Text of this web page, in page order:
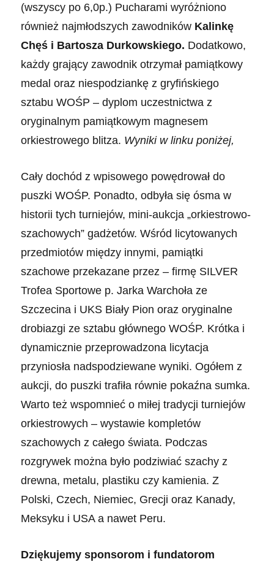
(wszyscy po 6,0p.) Pucharami wyróżniono
również najmłodszych zawodników Kalinkę
Chęś i Bartosza Durkowskiego. Dodatkowo,
każdy grający zawodnik otrzymał pamiątkowy
medal oraz niespodziankę z gryfińskiego
sztabu WOŚP – dyplom uczestnictwa z
oryginalnym pamiątkowym magnesem
orkiestrowego blitza. Wyniki w linku poniżej,
Cały dochód z wpisowego powędrował do
puszki WOŚP. Ponadto, odbyła się ósma w
historii tych turniejów, mini-aukcja „orkiestrowo-
szachowych” gadżetów. Wśród licytowanych
przedmiotów między innymi, pamiątki
szachowe przekazane przez – firmę SILVER
Trofea Sportowe p. Jarka Warchoła ze
Szczecina i UKS Biały Pion oraz oryginalne
drobiazgi ze sztabu głównego WOŚP. Krótka i
dynamicznie przeprowadzona licytacja
przyniosła nadspodziewane wyniki. Ogółem z
aukcji, do puszki trafiła równie pokaźna sumka.
Warto też wspomnieć o miłej tradycji turniejów
orkiestrowych – wystawie kompletów
szachowych z całego świata. Podczas
rozgrywek można było podziwiać szachy z
drewna, metalu, plastiku czy kamienia. Z
Polski, Czech, Niemiec, Grecji oraz Kanady,
Meksyku i USA a nawet Peru.
Dziękujemy sponsorom i fundatorom